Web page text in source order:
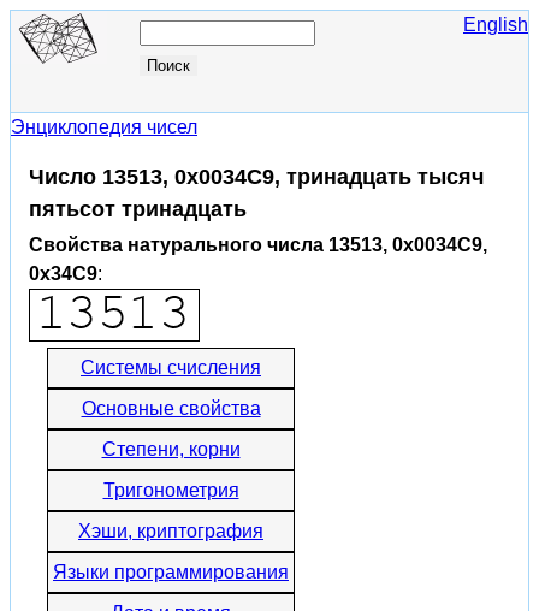
English
Энциклопедия чисел
Число 13513, 0x0034C9, тринадцать тысяч
пятьсот тринадцать
Свойства натурального числа 13513, 0x0034C9,
0x34C9:
Системы счисления
Основные свойства
Степени, корни
Тригонометрия
Хэши, криптография
Языки программирования